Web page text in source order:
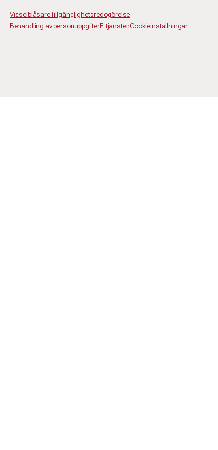
VisselblåsareTillgänglighetsredogörelse
Behandling av personuppgifterE-tjänstenCookieinställningar